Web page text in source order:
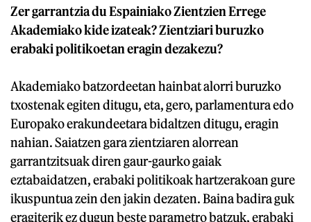
Zer garrantzia du Espainiako Zientzien Errege
Akademiako kide izateak? Zientziari buruzko
erabaki politikoetan eragin dezakezu?
Akademiako batzordeetan hainbat alorri buruzko
txostenak egiten ditugu, eta, gero, parlamentura edo
Europako erakundeetara bidaltzen ditugu, eragin
nahian. Saiatzen gara zientziaren alorrean
garrantzitsuak diren gaur-gaurko gaiak
eztabaidatzen, erabaki politikoak hartzerakoan gure
ikuspuntua zein den jakin dezaten. Baina badira guk
eragiterik ez dugun beste parametro batzuk, erabaki